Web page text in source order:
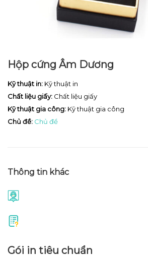
Hộp cứng Âm Dương
Kỹ thuật in: Kỹ thuật in
Chất liệu giấy: Chất liệu giấy
Kỹ thuật gia công: Kỹ thuật gia công
Chủ đề: Chủ đề
Thông tin khác
Gói in tiêu chuẩn